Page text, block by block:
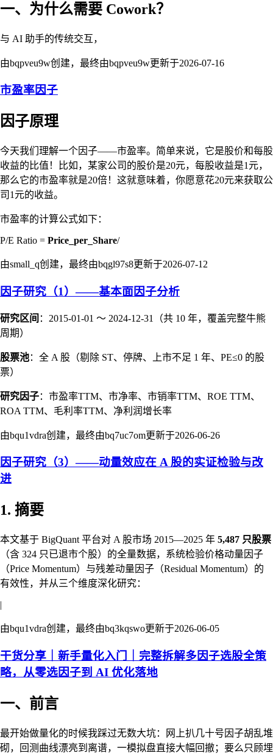
一、为什么需要 Cowork？
与 AI 助手的传统交互，
由bqpveu9w创建，最终由bqpveu9w更新于2026-07-16
市盈率因子
因子原理
今天我们理解一个因子——市盈率。简单来说，它是股价和每股
收益的比值！比如，某家公司的股价是20元，每股收益是1元，
那么它的市盈率就是20倍！这就意味着，你愿意花20元来获取公
司1元的收益。
市盈率的计算公式如下：
P/E Ratio = Price_per_Share/
由small_q创建，最终由bqgl97s8更新于2026-07-12
因子研究（1）——基本面因子分析
研究区间 ：2015-01-01 ～ 2024-12-31（共 10 年，覆盖完整牛熊
周期）
股票池：全 A 股（剔除 ST、停牌、上市不足 1 年、PE≤0 的股
票）
研究因子：市盈率TTM、市净率、市销率TTM、ROE TTM、
ROA TTM、毛利率TTM、净利润增长率
由bqu1vdra创建，最终由bq7uc7om更新于2026-06-26
因子研究（3）——动量效应在 A 股的实证检验与改
进
1. 摘要
本文基于 BigQuant 平台对 A 股市场 2015—2025 年 5,487 只股票
（含 324 只已退市个股）的全量数据，系统检验价格动量因子
（Price Momentum）与残差动量因子（Residual Momentum）的
有效性，并从三个维度深化研究：
|
由bqu1vdra创建，最终由bq3kqswo更新于2026-06-05
干货分享｜新手量化入门｜完整拆解多因子选股全策
略，从零选因子到 AI 优化落地
一、前言
最开始做量化的时候我踩过无数大坑：网上扒几十号因子胡乱堆
砌，回测曲线漂亮到离谱，一模拟盘直接大幅回撤；要么只顾埋